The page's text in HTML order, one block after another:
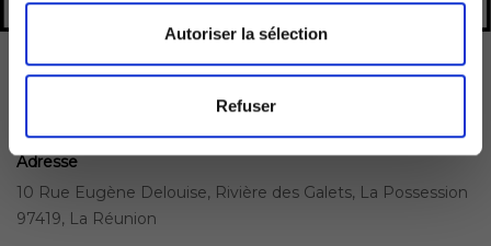
Autoriser la sélection
Refuser
Adresse
10 Rue Eugène Delouise, Rivière des Galets, La Possession
97419, La Réunion